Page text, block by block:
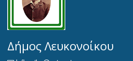
Δήμος Λευκονοίκου